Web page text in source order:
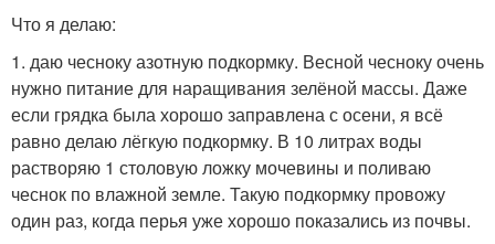
Что я делаю:
1. даю чесноку азотную подкормку. Весной чесноку очень
нужно питание для наращивания зелёной массы. Даже
если грядка была хорошо заправлена с осени, я всё
равно делаю лёгкую подкормку. В 10 литрах воды
растворяю 1 столовую ложку мочевины и поливаю
чеснок по влажной земле. Такую подкормку провожу
один раз, когда перья уже хорошо показались из почвы.